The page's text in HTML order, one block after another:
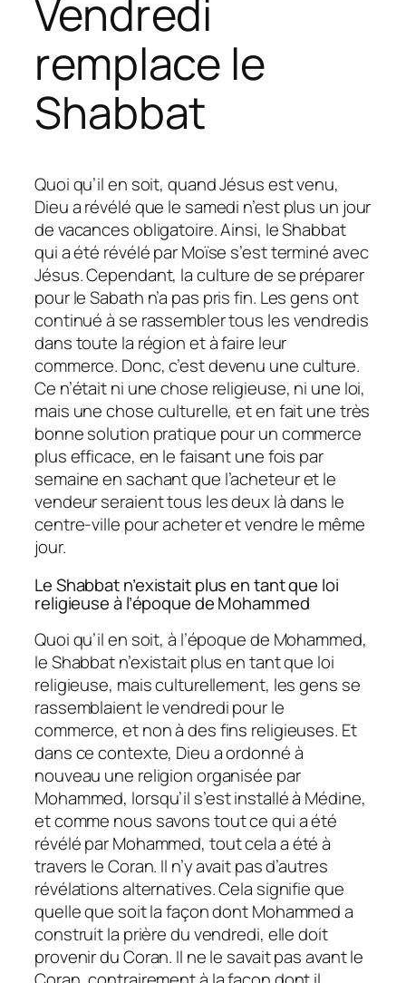
Vendredi
remplace le
Shabbat
Quoi qu’il en soit, quand Jésus est venu,
Dieu a révélé que le samedi n’est plus un jour
de vacances obligatoire. Ainsi, le Shabbat
qui a été révélé par Moïse s’est terminé avec
Jésus. Cependant, la culture de se préparer
pour le Sabath n’a pas pris fin. Les gens ont
continué à se rassembler tous les vendredis
dans toute la région et à faire leur
commerce. Donc, c’est devenu une culture.
Ce n’était ni une chose religieuse, ni une loi,
mais une chose culturelle, et en fait une très
bonne solution pratique pour un commerce
plus efficace, en le faisant une fois par
semaine en sachant que l’acheteur et le
vendeur seraient tous les deux là dans le
centre-ville pour acheter et vendre le même
jour.
Le Shabbat n’existait plus en tant que loi
religieuse à l’époque de Mohammed
Quoi qu’il en soit, à l’époque de Mohammed,
le Shabbat n’existait plus en tant que loi
religieuse, mais culturellement, les gens se
rassemblaient le vendredi pour le
commerce, et non à des fins religieuses. Et
dans ce contexte, Dieu a ordonné à
nouveau une religion organisée par
Mohammed, lorsqu’il s’est installé à Médine,
et comme nous savons tout ce qui a été
révélé par Mohammed, tout cela a été à
travers le Coran. Il n’y avait pas d’autres
révélations alternatives. Cela signifie que
quelle que soit la façon dont Mohammed a
construit la prière du vendredi, elle doit
provenir du Coran. Il ne le savait pas avant le